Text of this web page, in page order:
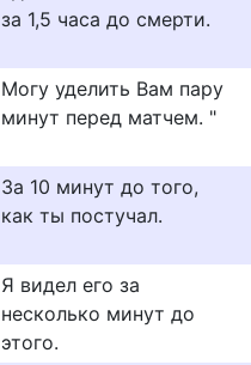
за 1,5 часа до смерти.
Могу уделить Вам пару
минут перед матчем. "
За 10 минут до того,
как ты постучал.
Я видел его за
несколько минут до
этого.